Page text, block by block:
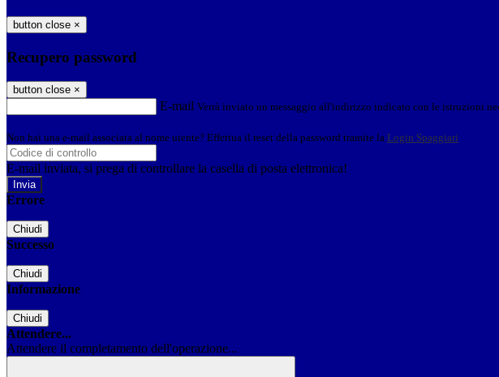
button close ×
Recupero password
button close ×
E-mail Verrà inviato un messaggio all'indirizzo indicato con le istruzioni
Non hai una e-mail associata al nome utente? Effettua il reset della password tramite la Login Spaggiari
E-mail inviata, si prega di controllare la casella di posta elettronica!
Errore
Chiudi
Successo
Chiudi
Informazione
Chiudi
Attendere...
Attendere il completamento dell'operazione...